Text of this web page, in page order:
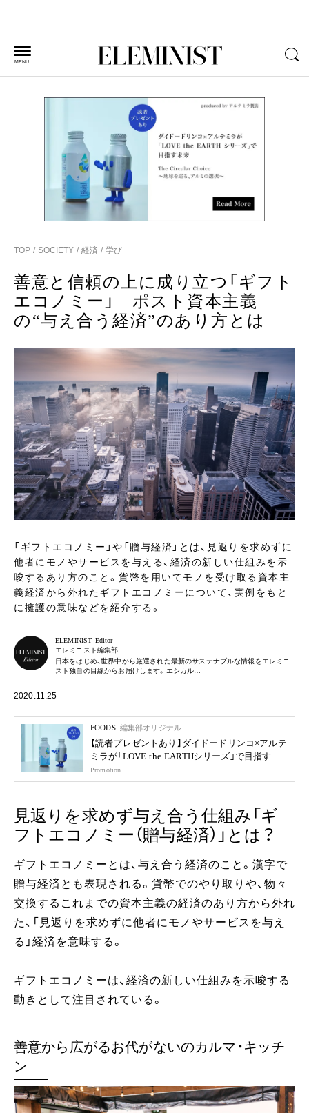
MENU
TOP SOCIETY 経済 学び
善意と信頼の上に成り立つ「ギフト
エコノミー」 ポスト資本主義
の“与え合う経済”のあり方とは
「ギフトエコノミー」や「贈与経済」とは、見返りを求めずに
他者にモノやサービスを与える、経済の新しい仕組みを示
唆するあり方のこと。貨幣を用いてモノを受け取る資本主
義経済から外れたギフトエコノミーについて、実例をもと
に擁護の意味などを紹介する。
ELEMINIST Editor
エレミニスト編集部
日本をはじめ、世界中から厳選された最新のサステナブルな情報をエレミニ
スト独自の目線からお届けします。エシカル…
2020.11.25
FOODS 編集部オリジナル
【読者プレゼントあり】ダイドードリンコ×アルテ
ミラが「LOVE the EARTHシリーズ」で目指す未
来
Promotion
見返りを求めず与え合う仕組み「ギ
フトエコノミー（贈与経済）」とは？
ギフトエコノミーとは、与え合う経済のこと。漢字で
贈与経済とも表現される。貨幣でのやり取りや、物々
交換するこれまでの資本主義の経済のあり方から外れ
た、「見返りを求めずに他者にモノやサービスを与え
る」経済を意味する。
ギフトエコノミーは、経済の新しい仕組みを示唆する
動きとして注目されている。
善意から広がるお代がないのカルマ・キッチ
ン